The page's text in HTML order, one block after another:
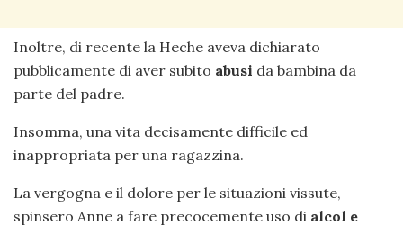
Inoltre, di recente la Heche aveva dichiarato
pubblicamente di aver subito abusi da bambina da
parte del padre.
Insomma, una vita decisamente difficile ed
inappropriata per una ragazzina.
La vergogna e il dolore per le situazioni vissute,
spinsero Anne a fare precocemente uso di alcol e